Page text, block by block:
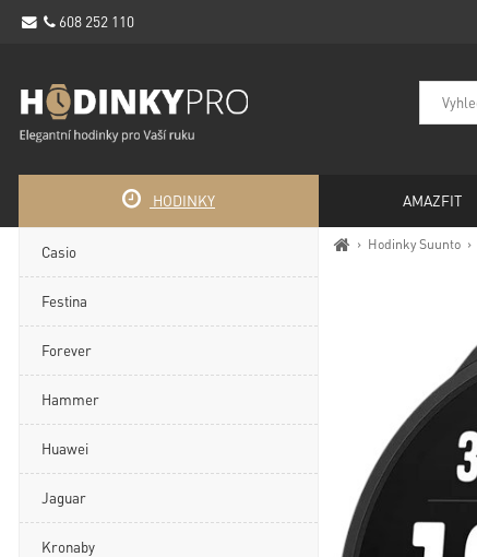
› Hodinky Suunto ›
Casio
Festina
Forever
Hammer
Huawei
Jaguar
Kronaby
HODINKY AMAZFIT
608 252 110